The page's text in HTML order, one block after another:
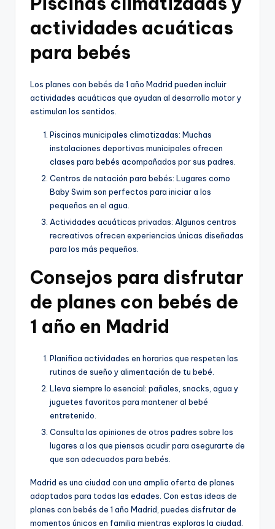
actividades acuáticas
para bebés
Los planes con bebés de 1 año Madrid pueden incluir
actividades acuáticas que ayudan al desarrollo motor y
estimulan los sentidos.
Piscinas municipales climatizadas: Muchas
instalaciones deportivas municipales ofrecen
clases para bebés acompañados por sus padres.
Centros de natación para bebés: Lugares como
Baby Swim son perfectos para iniciar a los
pequeños en el agua.
Actividades acuáticas privadas: Algunos centros
recreativos ofrecen experiencias únicas diseñadas
para los más pequeños.
Consejos para disfrutar
de planes con bebés de
1 año en Madrid
Planifica actividades en horarios que respeten las
rutinas de sueño y alimentación de tu bebé.
Lleva siempre lo esencial: pañales, snacks, agua y
juguetes favoritos para mantener al bebé
entretenido.
Consulta las opiniones de otros padres sobre los
lugares a los que piensas acudir para asegurarte de
que son adecuados para bebés.
Madrid es una ciudad con una amplia oferta de planes
adaptados para todas las edades. Con estas ideas de
planes con bebés de 1 año Madrid, puedes disfrutar de
momentos únicos en familia mientras exploras la ciudad.